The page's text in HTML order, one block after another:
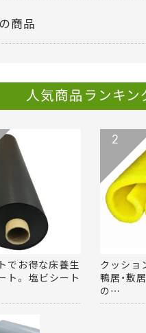
商品
人気商品ランキン
でお得な床養生
ト。 塩ビシート
クッショ
鴨居・敷
の…
2